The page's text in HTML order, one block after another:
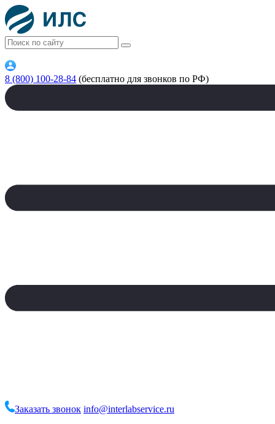
8 (800) 100-28-84 (бесплатно для звонков по РФ)
Заказать звонок info@interlabservice.ru